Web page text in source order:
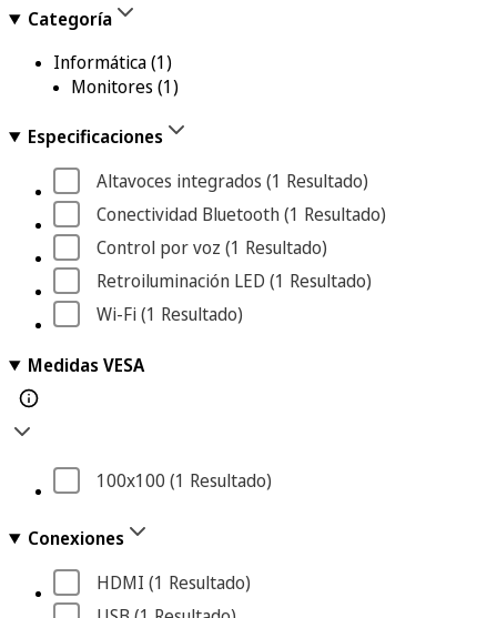
Categoría
Informática(1)
Monitores (1)
Especificaciones
Altavoces integrados (1 Resultado)
Conectividad Bluetooth (1 Resultado)
Control por voz (1 Resultado)
Retroiluminación LED (1 Resultado)
Wi-Fi (1 Resultado)
Medidas VESA
100x100 (1 Resultado)
Conexiones
HDMI (1 Resultado)